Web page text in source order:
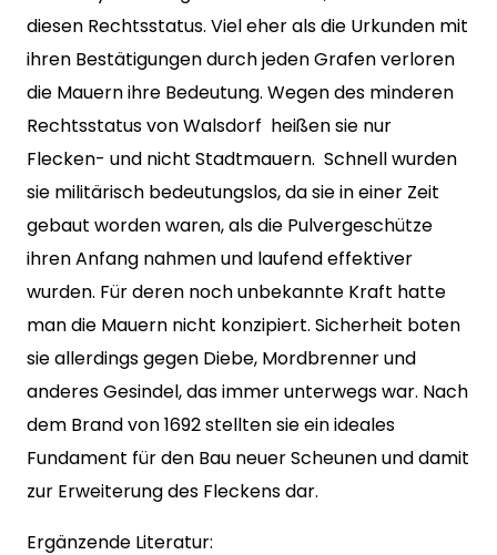
diesen Rechtsstatus. Viel eher als die Urkunden mit
ihren Bestätigungen durch jeden Grafen verloren
die Mauern ihre Bedeutung. Wegen des minderen
Rechtsstatus von Walsdorf heißen sie nur
Flecken- und nicht Stadtmauern. Schnell wurden
sie militärisch bedeutungslos, da sie in einer Zeit
gebaut worden waren, als die Pulvergeschütze
ihren Anfang nahmen und laufend effektiver
wurden. Für deren noch unbekannte Kraft hatte
man die Mauern nicht konzipiert. Sicherheit boten
sie allerdings gegen Diebe, Mordbrenner und
anderes Gesindel, das immer unterwegs war. Nach
dem Brand von 1692 stellten sie ein ideales
Fundament für den Bau neuer Scheunen und damit
zur Erweiterung des Fleckens dar.
Ergänzende Literatur: